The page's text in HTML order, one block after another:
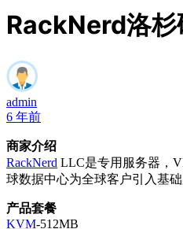
RackNerd洛杉
admin
6 年前
商家介绍
RackNerd LLC是专用服务器，
球数据中心为全球客户引入基础
产品套餐
KVM-512MB